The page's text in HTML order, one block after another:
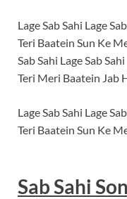
Lage Sab Sahi Lage
Teri Baatein Sun Ke
Sab Sahi Lage Sab Sahi
Teri Meri Baatein Jab
Lage Sab Sahi Lage
Teri Baatein Sun Ke
Sab Sahi